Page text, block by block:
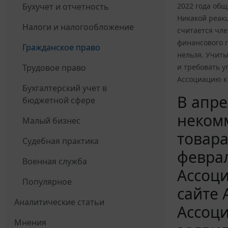
Бухучет и отчетность
Налоги и налогообложение
Гражданское право
Трудовое право
Бухгалтерский учет в
бюджетной сфере
Малый бизнес
Судебная практика
Военная служба
Популярное
Аналитические статьи
Мнения
2022 года
Никакой
считается
финансового
нельзя.
и требовать
Ассоциацию
В
сайте